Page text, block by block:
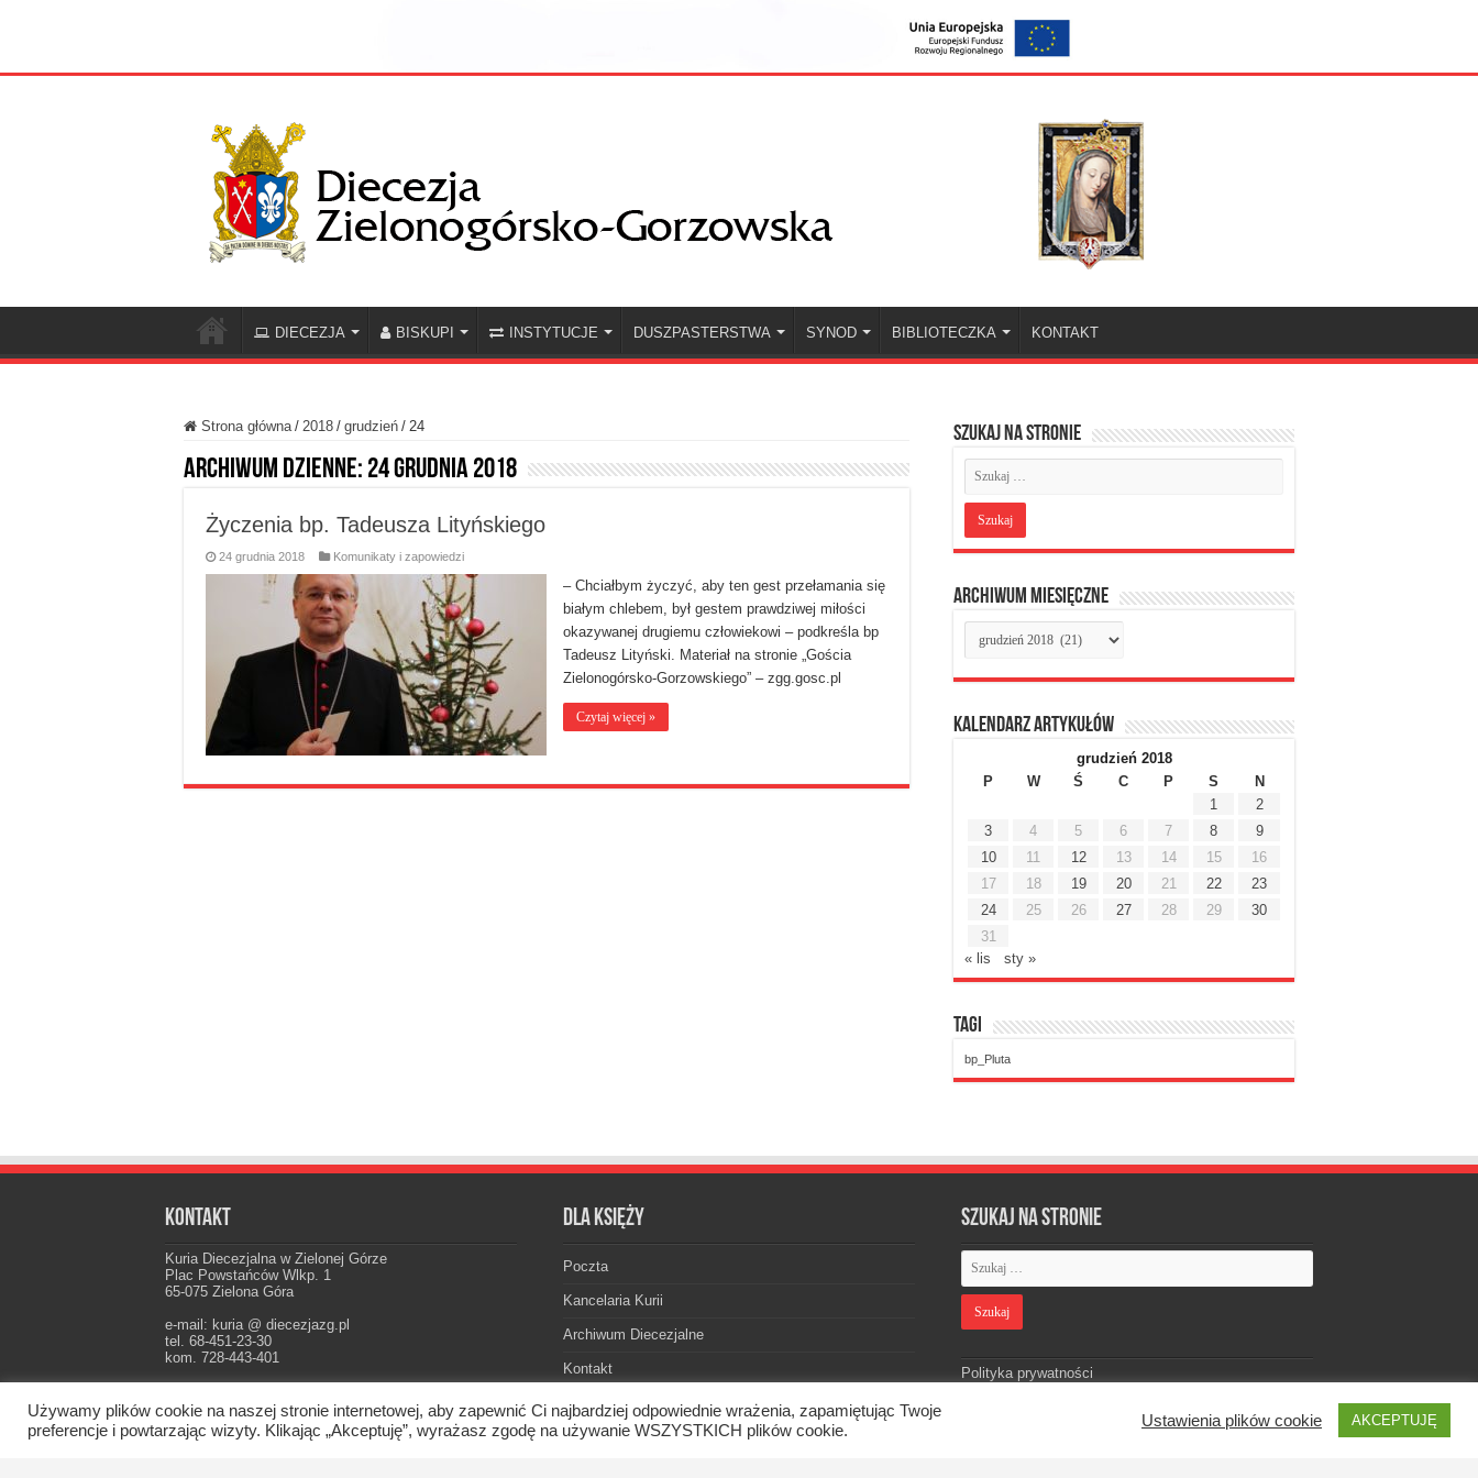
DIECEZJA BISKUPI INSTYTUCJE DUSZPASTERSTWA SYNOD BIBLIOTECZKA KONTAKT
Strona główna / 2018 / grudzień / 24
Archiwum dzienne: 24 grudnia 2018
Życzenia bp. Tadeusza Lityńskiego
24 grudnia 2018 Komunikaty i zapowiedzi
– Chciałbym życzyć, aby ten gest przełamania się
białym chlebem, był gestem prawdziwej miłości
okazywanej drugiemu człowiekowi – podkreśla bp
Tadeusz Lityński. Materiał na stronie „Gościa
Zielonogórsko-Gorzowskiego” – zgg.gosc.pl
Czytaj więcej »
Szukaj na stronie
Archiwum miesięczne
Archiwum
miesięczne
Kalendarz artykułów
grudzień 2018
P
W Ś C P S
N
1
2
3
4 5 6 7 8
9
10
11 12 13 14 15
16
17
18 19 20 21 22
23
24
25 26 27 28 29
30
31
« lis
sty »
Tagi
bp_Pluta
Kontakt
Kuria Diecezjalna w Zielonej Górze
Plac Powstańców Wlkp. 1
65-075 Zielona Góra
e-mail: kuria @ diecezjazg.pl
tel. 68-451-23-30
kom. 728-443-401
22 1020 5402 0000 0102 0021 3694
Dla księży
Poczta
Kancelaria Kurii
Archiwum Diecezjalne
Kontakt
Szukaj na stronie
Polityka prywatności
Używamy plików cookie na naszej stronie internetowej, aby zapewnić Ci najbardziej odpowiednie wrażenia, zapamiętując Twoje
preferencje i powtarzając wizyty. Klikając „Akceptuję”, wyrażasz zgodę na używanie WSZYSTKICH plików cookie.
Ustawienia plików cookie AKCEPTUJĘ